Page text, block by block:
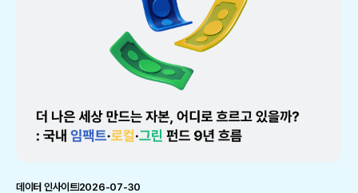
데이터 인사이트2026-07-30